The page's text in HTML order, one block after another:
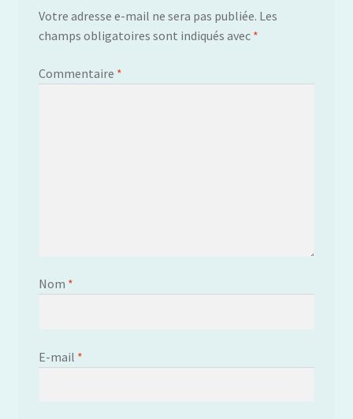
Votre adresse e-mail ne sera pas publiée. Les
champs obligatoires sont indiqués avec *
Commentaire *
Nom *
E-mail *